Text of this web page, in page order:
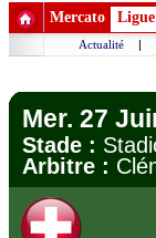
Mercato
Actualité |
Mer. 27
Stade :
Arbitre :